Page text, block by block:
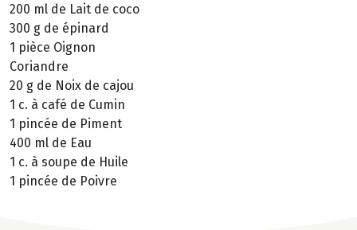
200 ml de Lait de coco
300 g de épinard
1 pièce Oignon
Coriandre
20 g de Noix de cajou
1 c. à café de Cumin
1 pincée de Piment
400 ml de Eau
1 c. à soupe de Huile
1 pincée de Poivre